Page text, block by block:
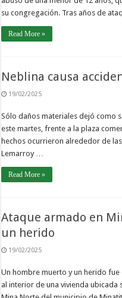
su congregación. Tras años de
Read More »
Neblina causa
19/02/2025
Sólo daños materiales dejó como
este martes, frente a la plaza
hechos ocurrieron alrededor de
Lemarroy …
Read More »
Ataque armado en
un herido
19/02/2025
Un hombre muerto y un herido
al interior de una vivienda ubicada